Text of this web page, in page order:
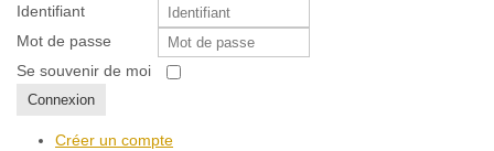
Identifiant
Mot de passe
Se souvenir de moi
Connexion
Créer un compte